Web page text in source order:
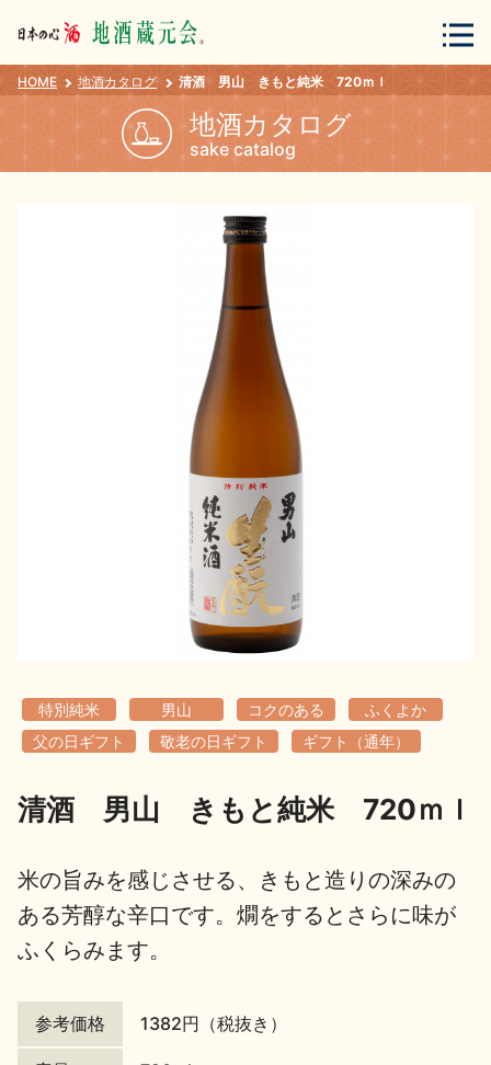
会員登録 ログイン
地酒カタログ
地酒解体新書
お楽しみコンテンツ
地酒川柳 地酒小説
HOME 地酒カタログ 清酒 男山 きもと純米 720ｍｌ
地酒カタログ
sake catalog
特別純米 男山 コクのある
ふくよか
父の日ギフト
敬老の日ギフト ギフト（通年）
清酒 男山 きもと純米 720ｍｌ
米の旨みを感じさせる、きもと造りの深みの
ある芳醇な辛口です。燗をするとさらに味が
ふくらみます。
参考価格 1382円（税抜き）